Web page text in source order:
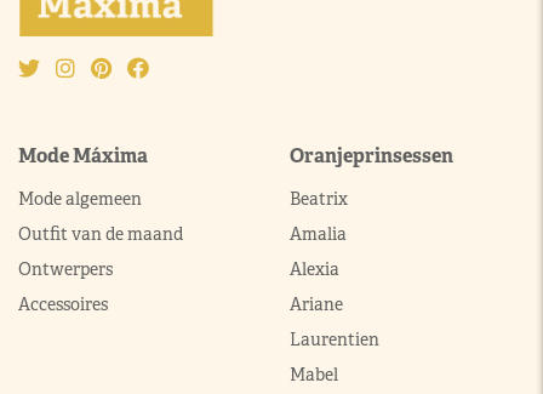
Mode Máxima
Mode algemeen
Outfit van de maand
Ontwerpers
Accessoires
Oranjeprinsessen
Beatrix
Amalia
Alexia
Ariane
Laurentien
Mabel